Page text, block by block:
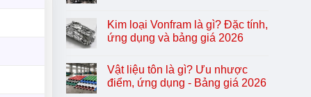
Kim loại Vonfram là gì? Đặc tính,
ứng dụng và bảng giá 2026
Vật liệu tôn là gì? Ưu nhược
điểm, ứng dụng - Bảng giá 2026